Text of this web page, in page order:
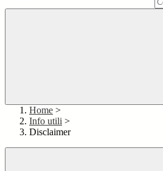
Home >
Info utili >
Disclaimer